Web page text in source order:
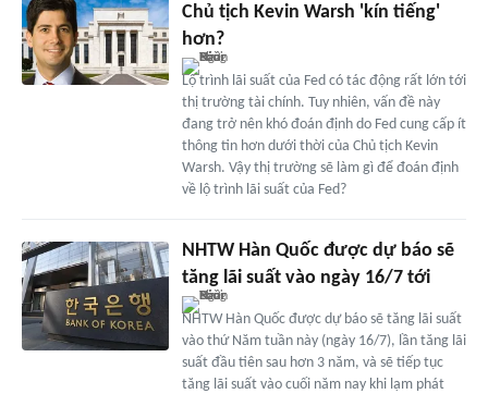
Chủ tịch Kevin Warsh 'kín tiếng'
hơn?
Lộ trình lãi suất của Fed có tác động rất lớn tới
thị trường tài chính. Tuy nhiên, vấn đề này
đang trở nên khó đoán định do Fed cung cấp ít
thông tin hơn dưới thời của Chủ tịch Kevin
Warsh. Vậy thị trường sẽ làm gì để đoán định
về lộ trình lãi suất của Fed?
NHTW Hàn Quốc được dự báo sẽ
tăng lãi suất vào ngày 16/7 tới
NHTW Hàn Quốc được dự báo sẽ tăng lãi suất
vào thứ Năm tuần này (ngày 16/7), lần tăng lãi
suất đầu tiên sau hơn 3 năm, và sẽ tiếp tục
tăng lãi suất vào cuối năm nay khi lạm phát